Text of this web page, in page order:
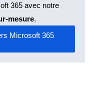
365 avec notre
mesure.
Microsoft 365